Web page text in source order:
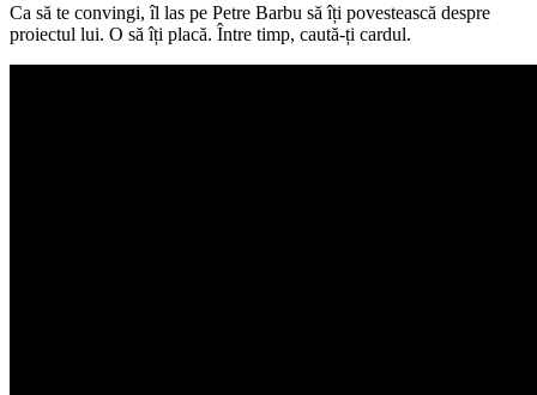
Ca să te convingi, îl las pe Petre Barbu să îți povestească despre
proiectul lui. O să îți placă. Între timp, caută-ți cardul.